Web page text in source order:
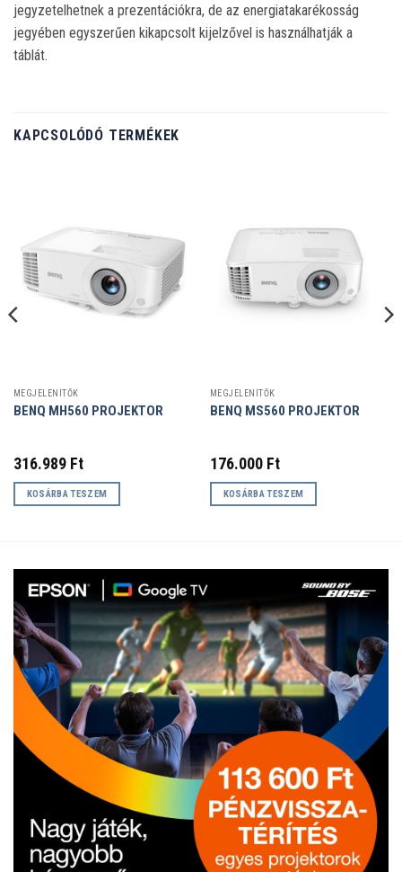
jegyzetelhetnek a prezentációkra, de az energiatakarékosság
jegyében egyszerűen kikapcsolt kijelzővel is használhatják a
táblát.
KAPCSOLÓDÓ TERMÉKEK
MEGJELENÍTŐK
BENQ MH560 PROJEKTOR
316.989 Ft
KOSÁRBA TESZEM
MEGJELENÍTŐK
BENQ MS560 PROJEKTOR
176.000 Ft
KOSÁRBA TESZEM